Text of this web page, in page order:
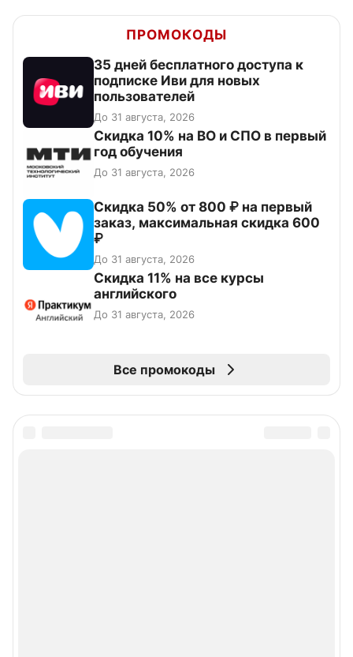
ПРОМОКОДЫ
35 дней бесплатного доступа к
подписке Иви для новых
пользователей
До 31 августа, 2026
Скидка 10% на ВО и СПО в первый
год обучения
До 31 августа, 2026
Скидка 50% от 800 ₽ на первый
заказ, максимальная скидка 600
₽
До 31 августа, 2026
Скидка 11% на все курсы
английского
До 31 августа, 2026
Все промокоды